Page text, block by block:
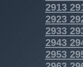
2913
2923
2933
2943
2953